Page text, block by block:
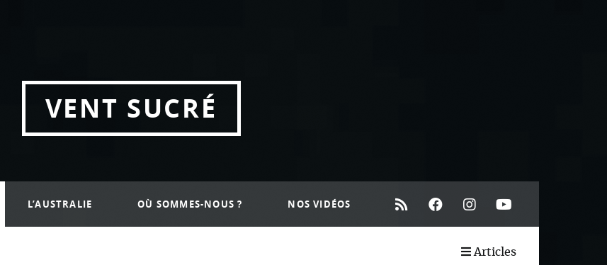
VENT SUCRÉ
L’AUSTRALIE OÙ SOMMES-NOUS ? NOS VIDÉOS
Articles